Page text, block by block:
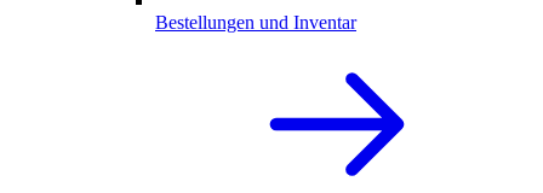
Bestellungen und Inventar